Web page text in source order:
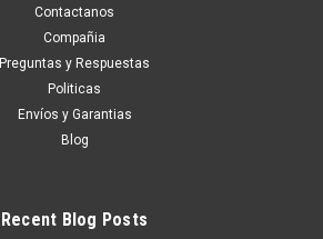
Contactanos
Compañia
Preguntas y Respuestas
Politicas
Envíos y Garantias
Blog
Recent Blog Posts